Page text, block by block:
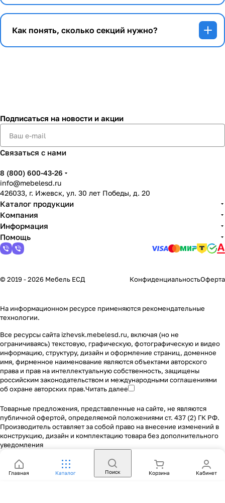
Как понять, сколько секций нужно?
Подписаться на новости и акции
Связаться с нами
8 (800) 600-43-26
info@mebelesd.ru
426033, г. Ижевск, ул. 30 лет Победы, д. 20
Каталог продукции
Компания
Информация
Помощь
© 2019 - 2026 Мебель ЕСД КонфиденциальностьОферта
На информационном ресурсе применяются рекомендательные
технологии.
Все ресурсы сайта izhevsk.mebelesd.ru, включая (но не
ограничиваясь) текстовую, графическую, фотографическую и видео
информацию, структуру, дизайн и оформление страниц, доменное
имя, фирменное наименование являются объектами авторского
права и прав на интеллектуальную собственность, защищены
российским законодательством и международными соглашениями
об охране авторских прав.Читать далее
Товарные предложения, представленные на сайте, не являются
публичной офертой, определяемой положениями ст. 437 (2) ГК РФ.
Производитель оставляет за собой право на внесение изменений в
конструкцию, дизайн и комплектацию товара без дополнительного
уведомления
Главная Каталог Поиск Корзина Кабинет